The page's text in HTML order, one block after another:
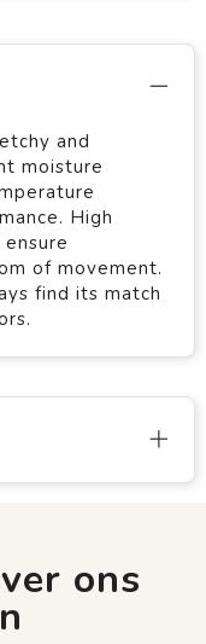
and
moisture
High
of movement.
find its match
ons